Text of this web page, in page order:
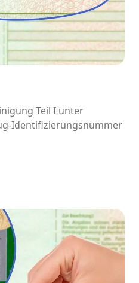
Teil I unter
Identifizierungsnummer